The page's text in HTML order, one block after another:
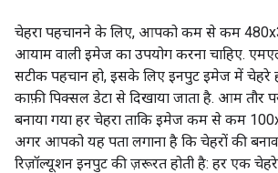
चेहरा पहचानने के लिए, आपको कम से कम
आयाम वाली इमेज का उपयोग करना चाहिए.
सटीक पहचान हो, इसके लिए इनपुट इमेज में चेहरे
काफ़ी पिक्सल डेटा से दिखाया जाता है. आम तौर
बनाया गया हर चेहरा ताकि इमेज कम से कम
अगर आपको यह पता लगाना है कि चेहरों की
रिज़ॉल्यूशन इनपुट की ज़रूरत होती है: हर एक